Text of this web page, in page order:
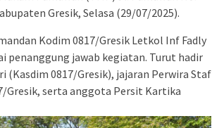
Gresik, Selasa (29/07/2025).
Kodim 0817/Gresik Letkol Inf Fadly
penanggung jawab kegiatan. Turut hadir
0817/Gresik), jajaran Perwira Staf
Gresik, serta anggota Persit Kartika